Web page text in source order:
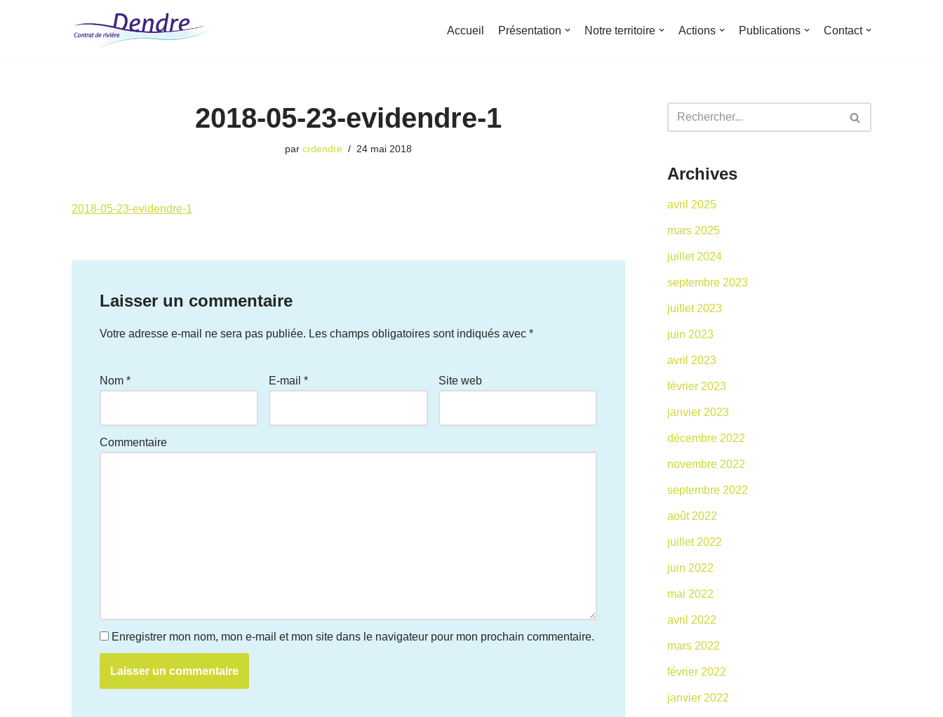
Accueil Présentation Notre territoire Actions Publications Contact
2018-05-23-evidendre-1
par crdendre 24 mai 2018
2018-05-23-evidendre-1
Laisser un commentaire
Votre adresse e-mail ne sera pas publiée. Les champs obligatoires sont indiqués avec *
Nom * E-mail* Site web
Commentaire
Enregistrer mon nom, mon e-mail et mon site dans le navigateur pour mon prochain commentaire.
Archives
avril 2025
mars 2025
juillet 2024
septembre 2023
juillet 2023
juin 2023
avril 2023
février 2023
janvier 2023
décembre 2022
novembre 2022
septembre 2022
août 2022
juillet 2022
juin 2022
mai 2022
avril 2022
mars 2022
février 2022
janvier 2022